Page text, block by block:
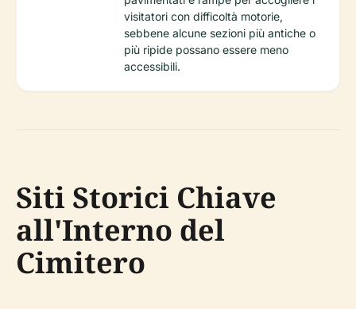
visitatori con difficoltà motorie,
sebbene alcune sezioni più antiche o
più ripide possano essere meno
accessibili.
Siti Storici Chiave
all'Interno del
Cimitero